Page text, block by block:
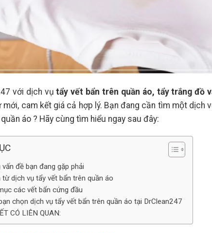
với dịch vụtẩy vết bẩn trên quần áo, tẩy trắng đồ
mới, cam kết giá cả hợp lý. Bạn đang cần tìm một dịch
áo ? Hãy cùng tìm hiểu ngay sau đây:
vấn đề bạn đang gặp phải
từ dịch vụ tẩy vết bẩn trên quần áo
các vết bẩn cứng đầu
chọn dịch vụ tẩy vết bẩn trên quần áo tại DrClean247
CÓ LIÊN QUAN: